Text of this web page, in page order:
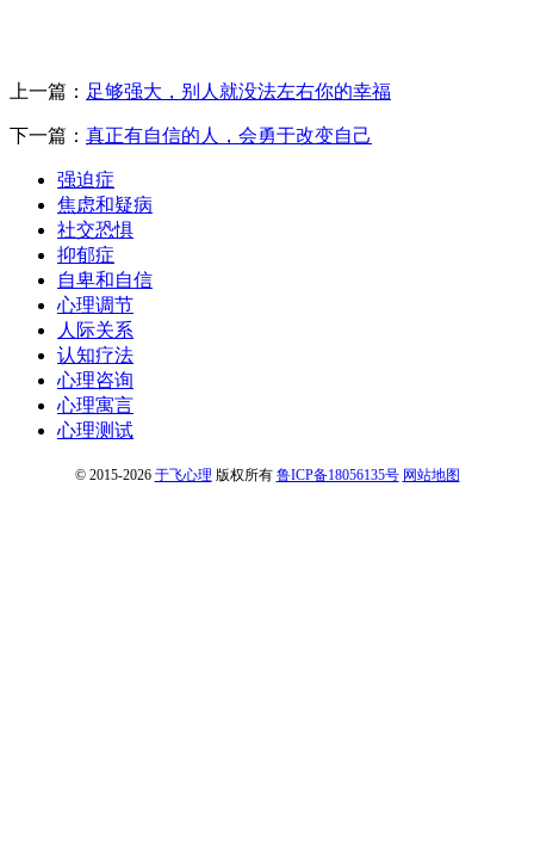
上一篇： 足够强大，别人就没法左右你的幸福
下一篇： 真正有自信的人，会勇于改变自己
强迫症
焦虑和疑病
社交恐惧
抑郁症
自卑和自信
心理调节
人际关系
认知疗法
心理咨询
心理寓言
心理测试
© 2015-2026 于飞心理 版权所有 鲁ICP备18056135号 网站地图